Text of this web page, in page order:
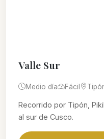
Valle Sur
Medio día Fácil
Recorrido por Tipón,
al sur de Cusco.